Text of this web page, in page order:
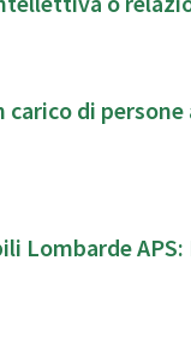
di
L’incentivo allo sport